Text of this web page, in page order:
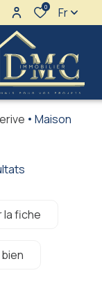
0 Fr
Maison
la fiche